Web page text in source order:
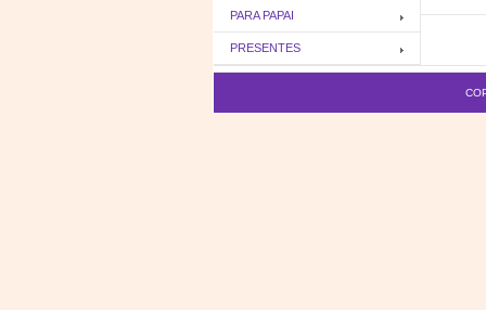
PARA PAPAI
PRESENTES